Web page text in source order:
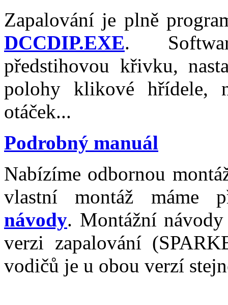
Zapalování je plně
DCCDIP.EXE.
předstihovou křivku,
polohy klikové hřídele,
otáček...
Podrobný manuál
Nabízíme odbornou
vlastní montáž máme
návody. Montážní
verzi zapalování
vodičů je u obou verzí